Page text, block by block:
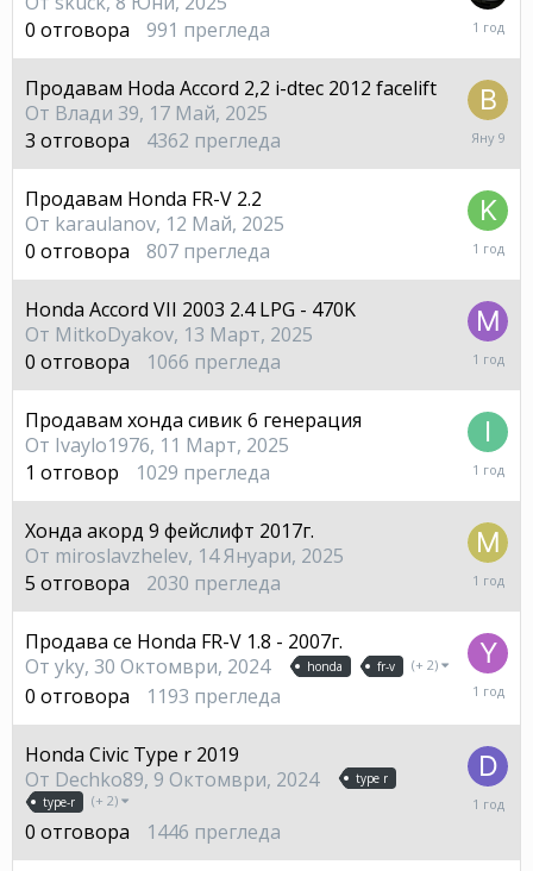
0 отговора 991 прегледа
8
Юни,
2025
Продавам Hoda Accord 2,2 i-dtec 2012 facelift
От Влади 39, 17 Май, 2025
3 отговора 4362 прегледа
9
Продавам Honda FR-V 2.2
От karaulanov, 12 Май, 2025
0 отговора 807 прегледа
12
Май,
2025
Honda Accord VII 2003 2.4 LPG - 470K
От MitkoDyakov, 13 Март, 2025
0 отговора 1066 прегледа
13
Март,
2025
Продавам хонда сивик 6 генерация
От Ivaylo1976, 11 Март, 2025
1 отговор 1029 прегледа
11
Март,
2025
Хонда акорд 9 фейслифт 2017г.
От miroslavzhelev, 14 Януари, 2025
5 отговора 2030 прегледа
3
Март,
2025
Продава се Honda FR-V 1.8 - 2007г.
От yky, 30 Октомври, 2024 honda fr-v (+ 2)
0 отговора 1193 прегледа
30
2024
Honda Civic Type r 2019
От Dechko89, 9 Октомври, 2024
type r
type-r
(+ 2)
0 отговора 1446 прегледа
9